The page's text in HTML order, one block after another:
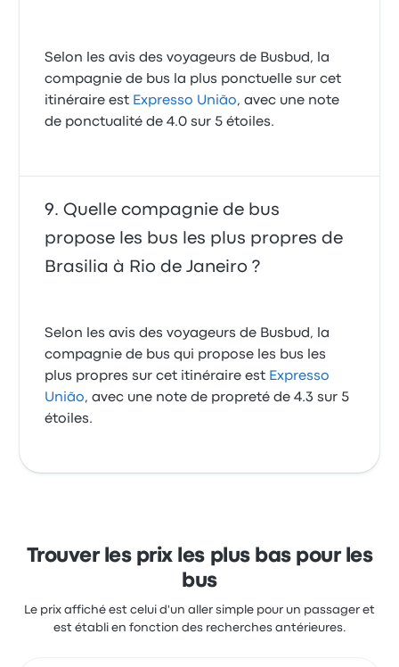
Selon les avis des voyageurs de Busbud, la
compagnie de bus la plus ponctuelle sur cet
itinéraire est Expresso União, avec une note
de ponctualité de 4.0 sur 5 étoiles.
Quelle compagnie de bus
propose les bus les plus propres de
Brasilia à Rio de Janeiro ?
Selon les avis des voyageurs de Busbud, la
compagnie de bus qui propose les bus les
plus propres sur cet itinéraire est Expresso
União, avec une note de propreté de 4.3 sur 5
étoiles.
Trouver les prix les plus bas pour les
bus
Le prix affiché est celui d'un aller simple pour un passager et
est établi en fonction des recherches antérieures.